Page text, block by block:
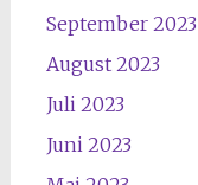
September 2023
August 2023
Juli 2023
Juni 2023